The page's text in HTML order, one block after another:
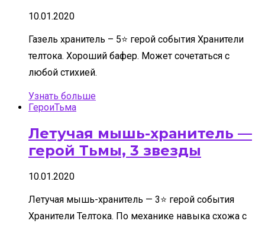
10.01.2020
Газель хранитель – 5⭐ герой события Хранители
телтока. Хороший бафер. Может сочетаться с
любой стихией.
Узнать больше
ГероиТьма
Летучая мышь-хранитель —
герой Тьмы, 3 звезды
10.01.2020
Летучая мышь-хранитель — 3⭐ герой события
Хранители Телтока. По механике навыка схожа с